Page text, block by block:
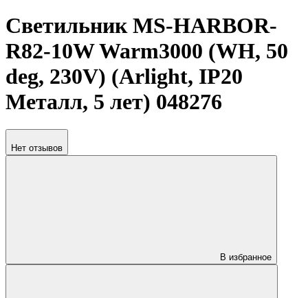
Светильник MS-HARBOR-
R82-10W Warm3000 (WH, 50
deg, 230V) (Arlight, IP20
Металл, 5 лет) 048276
Нет отзывов
В избранное